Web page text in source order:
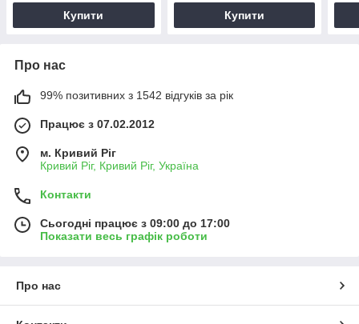
Купити Купити
Про нас
99% позитивних з 1542 відгуків за рік
Працює з 07.02.2012
м. Кривий Ріг
Кривий Ріг, Кривий Ріг, Україна
Контакти
Сьогодні працює з 09:00 до 17:00
Показати весь графік роботи
Про нас